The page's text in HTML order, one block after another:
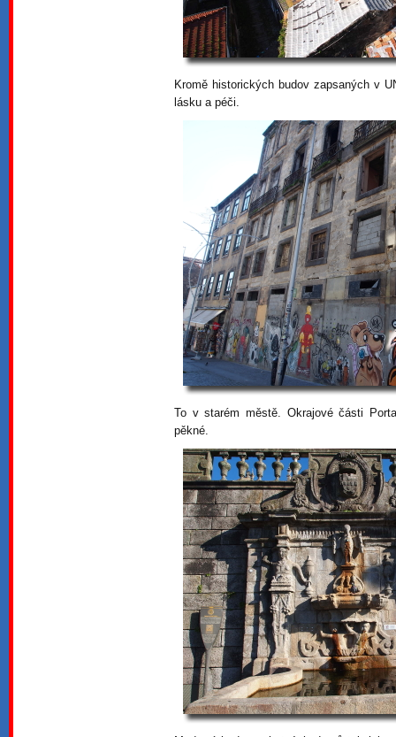
Kromě historických budov zapsaných v
lásku a péči.
To v starém městě. Okrajové části
pěkné.